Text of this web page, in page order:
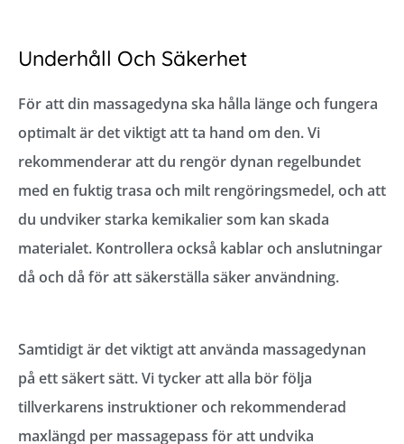
Underhåll Och Säkerhet
För att din massagedyna ska hålla länge och fungera
optimalt är det viktigt att ta hand om den. Vi
rekommenderar att du rengör dynan regelbundet
med en fuktig trasa och milt rengöringsmedel, och att
du undviker starka kemikalier som kan skada
materialet. Kontrollera också kablar och anslutningar
då och då för att säkerställa säker användning.
Samtidigt är det viktigt att använda massagedynan
på ett säkert sätt. Vi tycker att alla bör följa
tillverkarens instruktioner och rekommenderad
maxlängd per massagepass för att undvika